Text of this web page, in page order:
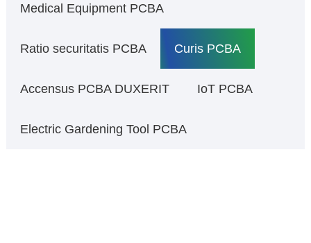
Medical Equipment PCBA
Ratio securitatis PCBA Curis PCBA
Accensus PCBA DUXERIT IoT PCBA
Electric Gardening Tool PCBA